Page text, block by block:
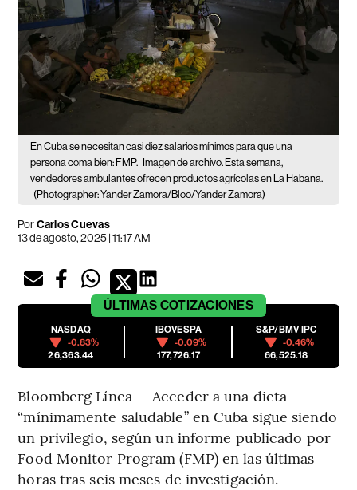
En Cuba se necesitan casi diez salarios mínimos para que una
persona coma bien: FMP. Imagen de archivo. Esta semana,
vendedores ambulantes ofrecen productos agrícolas en La Habana.
(Photographer: Yander Zamora/Bloo/Yander Zamora)
PorCarlos Cuevas
13 de agosto, 2025 | 11:17 AM
ÚLTIMAS COTIZACIONES
NASDAQ
-0.83%
26,363.44
IBOVESPA
-0.09%
177,726.17
S&P/BMV IPC
-0.46%
66,525.18
Bloomberg Línea — Acceder a una dieta
“mínimamente saludable” en Cuba sigue siendo
un privilegio, según un informe publicado por
Food Monitor Program (FMP) en las últimas
horas tras seis meses de investigación.